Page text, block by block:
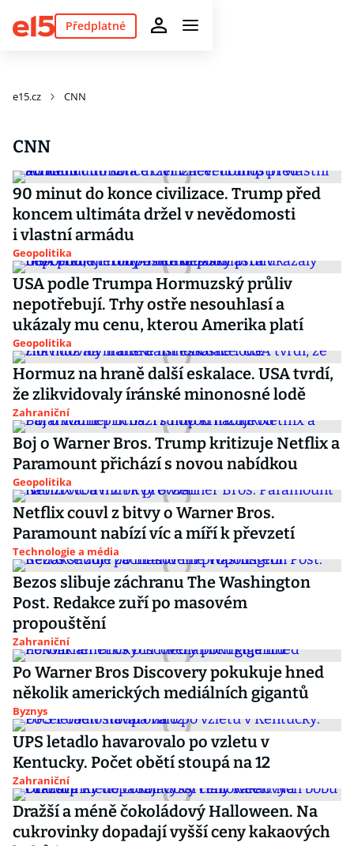
Předplatné
e15.cz CNN
CNN
90 minut do konce civilizace. Trump před
koncem ultimáta držel v nevědomosti
i vlastní armádu
Geopolitika
USA podle Trumpa Hormuzský průliv
nepotřebují. Trhy ostře nesouhlasí a
ukázaly mu cenu, kterou Amerika platí
Geopolitika
Hormuz na hraně další eskalace. USA tvrdí,
že zlikvidovaly íránské minonosné lodě
Zahraniční
Boj o Warner Bros. Trump kritizuje Netflix a
Paramount přichází s novou nabídkou
Geopolitika
Netflix couvl z bitvy o Warner Bros.
Paramount nabízí víc a míří k převzetí
Technologie a média
Bezos slibuje záchranu The Washington
Post. Redakce zuří po masovém
propouštění
Zahraniční
Po Warner Bros Discovery pokukuje hned
několik amerických mediálních gigantů
Byznys
UPS letadlo havarovalo po vzletu v
Kentucky. Počet obětí stoupá na 12
Zahraniční
Dražší a méně čokoládový Halloween. Na
cukrovinky dopadají vyšší ceny kakaových